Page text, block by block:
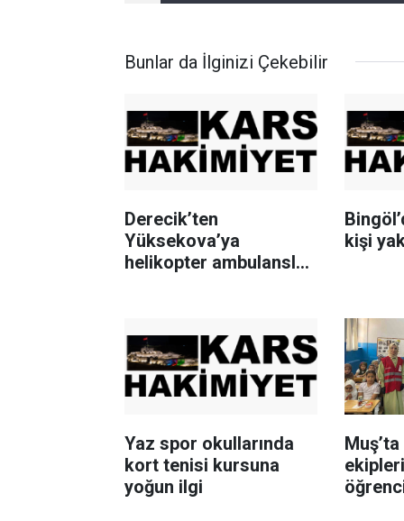
Bunlar da İlginizi Çekebilir
Derecik’ten
Yüksekova’ya
helikopter ambulansla
kişi
Yaz spor okullarında
kort tenisi kursuna
yoğun ilgi
Muş’ta